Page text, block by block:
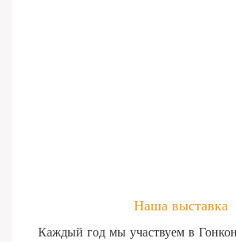
Наша выставка
Каждый год мы участвуем в